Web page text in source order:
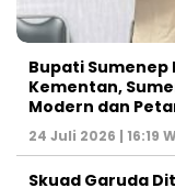
Bupati
Kementan,
Modern dan
24 Juli 2026 | 16:19
Skuad Garuda